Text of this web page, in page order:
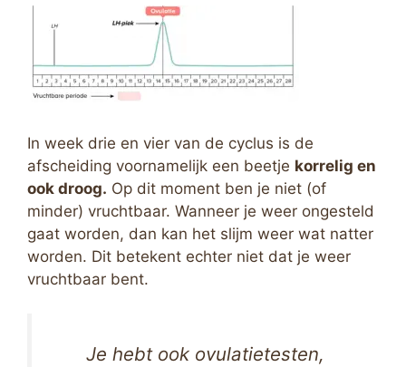
In week drie en vier van de cyclus is de
afscheiding voornamelijk een beetje korrelig en
ook droog. Op dit moment ben je niet (of
minder) vruchtbaar. Wanneer je weer ongesteld
gaat worden, dan kan het slijm weer wat natter
worden. Dit betekent echter niet dat je weer
vruchtbaar bent.
Je hebt ook ovulatietesten,